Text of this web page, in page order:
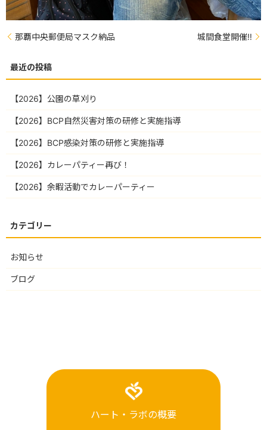
那覇中央郵便局マスク納品 城間食堂開催‼️
【2026】公園の草刈り
【2026】BCP自然災害対策の研修と実施指導
【2026】BCP感染対策の研修と実施指導
【2026】カレーパティー再び！
【2026】余暇活動でカレーパーティー
お知らせ
ブログ
ハート・ラボの概要